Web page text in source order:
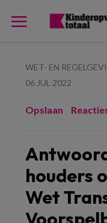
WET- EN
06 JUL 2022
Opslaan
houders
Wet